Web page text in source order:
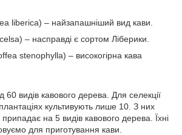
liberica) – найзапашніший вид кави.
– насправді є сортом Ліберики.
stenophylla) – високогірна кава
60 видів кавового дерева. Для селекції
культивують лише 10. З них
на 5 видів кавового дерева. Їхні
для приготування кави.